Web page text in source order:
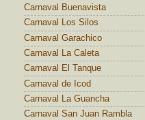
Carnaval Buenavista
Carnaval Los Silos
Carnaval Garachico
Carnaval La Caleta
Carnaval El Tanque
Carnaval de Icod
Carnaval La Guancha
Carnaval San Juan Rambla